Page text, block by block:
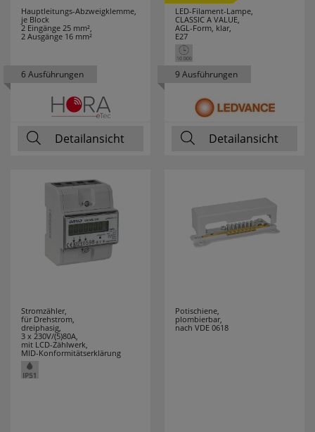
Hauptleitungs-Abzweigklemme,
je Block
2 Eingänge 25 mm²,
2 Ausgänge 16 mm²
6 Ausführungen
Detailansicht
LED-Filament-Lampe,
CLASSIC A VALUE,
AGL-Form, klar,
E27
9 Ausführungen
Detailansicht
Stromzähler,
für Drehstrom,
dreiphasig,
3 x 230V/(5)80A,
mit LCD-Zählwerk,
MID-Konformitätserklärung
Potischiene,
plombierbar,
nach VDE 0618